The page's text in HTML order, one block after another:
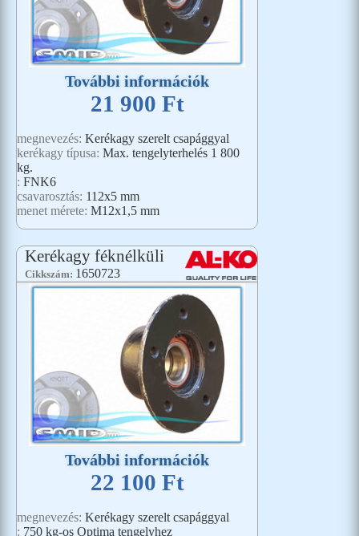
További információk
21 900 Ft
megnevezés: Kerékagy szerelt csapággyal
kerékagy típusa: Max. tengelyterhelés 1 800
kg.
: FNK6
csavarosztás: 112x5 mm
menet mérete: M12x1,5 mm
Kerékagy féknélküli
Cikkszám: 1650723
További információk
22 100 Ft
megnevezés: Kerékagy szerelt csapággyal
: 750 kg-os Optima tengelyhez